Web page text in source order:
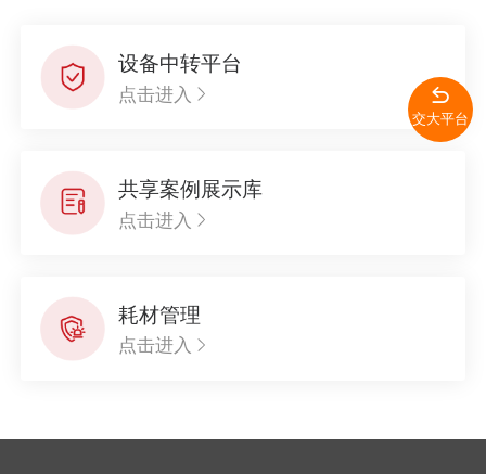
设备中转平台
点击进入
共享案例展示库
点击进入
耗材管理
点击进入
交大平台